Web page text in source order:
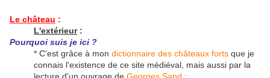
Le château :
L'extérieur:
Pourquoi suis je ici ?
* C'est grâce à mon dictionnaire des châteaux forts que je
connais l'existence de ce site médiéval, mais aussi par la